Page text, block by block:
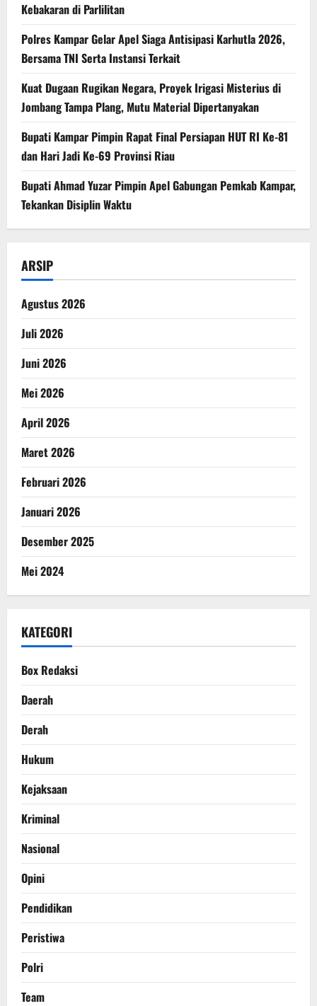
Kebakaran di Parlilitan
Polres Kampar Gelar Apel Siaga Antisipasi Karhutla 2026,
Bersama TNI Serta Instansi Terkait
Kuat Dugaan Rugikan Negara, ​Proyek Irigasi Misterius di
Jombang Tampa Plang, Mutu Material Dipertanyakan
Bupati Kampar Pimpin Rapat Final Persiapan HUT RI Ke-81
dan Hari Jadi Ke-69 Provinsi Riau
Bupati Ahmad Yuzar Pimpin Apel Gabungan Pemkab Kampar,
Tekankan Disiplin Waktu
ARSIP
Agustus 2026
Juli 2026
Juni 2026
Mei 2026
April 2026
Maret 2026
Februari 2026
Januari 2026
Desember 2025
Mei 2024
KATEGORI
Box Redaksi
Daerah
Derah
Hukum
Kejaksaan
Kriminal
Nasional
Opini
Pendidikan
Peristiwa
Polri
Team